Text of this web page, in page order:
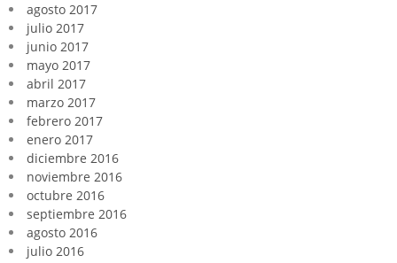
agosto 2017
julio 2017
junio 2017
mayo 2017
abril 2017
marzo 2017
febrero 2017
enero 2017
diciembre 2016
noviembre 2016
octubre 2016
septiembre 2016
agosto 2016
julio 2016